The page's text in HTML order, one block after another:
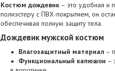
Костюм дождевик – это удобная и
полиэстеру с ПВХ-покрытием, он
обеспечивая полную защиту тела.
Дождевик мужской костюм
Влагозащитный материал –
Функциональный капюшон –